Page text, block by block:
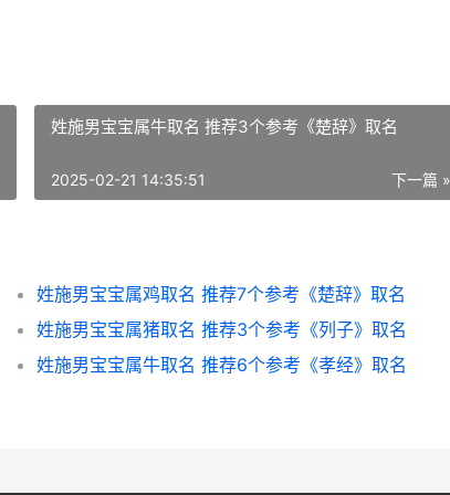
姓施男宝宝属牛取名 推荐3个参考《楚辞》取名
下一篇 »
2025-02-21 14:35:51
姓施男宝宝属鸡取名 推荐7个参考《楚辞》取名
姓施男宝宝属猪取名 推荐3个参考《列子》取名
姓施男宝宝属牛取名 推荐6个参考《孝经》取名